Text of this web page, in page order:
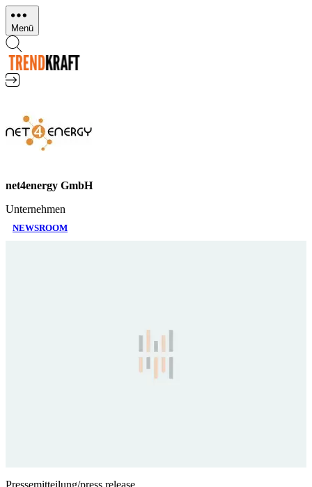
Direkt
zum
Inhalt
Menü
net4energy GmbH
Unternehmen
NEWSROOM
Pressemitteilung/press release